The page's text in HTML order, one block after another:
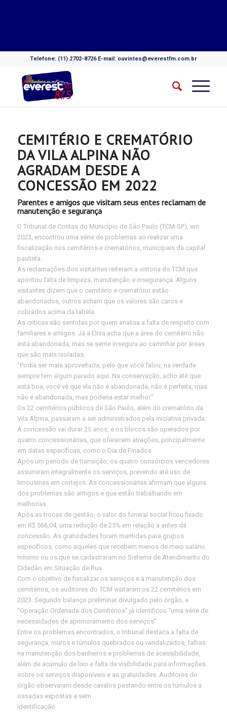
Telefone: (11) 2702-8726 E-mail: ouvintes@everestfm.com.br
CEMITÉRIO E CREMATÓRIO
DA VILA ALPINA NÃO
AGRADAM DESDE A
CONCESSÃO EM 2022
Parentes e amigos que visitam seus entes reclamam de
manutenção e segurança
O Tribunal de Contas do Município de São Paulo (TCM-SP), em
2023, encontrou uma série de problemas ao realizar uma
fiscalização nos cemitérios e crematórios, municipais da capital
paulista.
As reclamações dos visitantes reiteram a vistoria do TCM que
apontou falta de limpeza, manutenção e insegurança. Alguns
visitantes dizem que o cemitério e crematório estão
abandonados, outros acham que os valores são caros e
cobrados acima da tabela.
As críticas são sentidas por quem analisa a falta de respeito com
familiares e amigos. Já a Elisa acha que a área do cemitério não
está abandonada, mas se sente insegura ao caminhar por áreas
que são mais isoladas.
“Podia ser mais aproveitada, pelo que você falou, na verdade
sempre tem algum parado aqui. Na conservação, acho até que
está boa, você vê que ela não é abandonada, não é perfeita, mas
não é abandonada, mas poderia estar melhor.”
Os 22 cemitérios públicos de São Paulo, além do crematório da
Vila Alpina, passaram a ser administrados pela iniciativa privada.
A concessão vai durar 25 anos, e os blocos são operados por
quatro concessionárias, que oferecem atrações, principalmente
em datas específicas, como o Dia de Finados.
Após um período de transição, os quatro consórcios vencedores
assumiram integralmente os serviços, prevendo até uso de
limousines em cortejos. As concessionárias afirmam que alguns
dos problemas são antigos e que estão trabalhando em
melhorias.
Após as trocas de gestão, o valor do funeral social ficou fixado
em R$ 566,04, uma redução de 25% em relação a antes da
concessão. As gratuidades foram mantidas para grupos
específicos, como aqueles que recebem menos de meio salário
mínimo ou os que se cadastraram no Sistema de Atendimento do
Cidadão em Situação de Rua.
Com o objetivo de fiscalizar os serviços e a manutenção dos
cemitérios, os auditores do TCM visitaram os 22 cemitérios em
2023. Segundo balanço preliminar divulgado pelo órgão, a
“Operação Ordenada dos Cemitérios” já identificou “uma série de
necessidades de aprimoramento dos serviços”.
Entre os problemas encontrados, o tribunal destaca a falta de
segurança, muros e túmulos quebrados ou vandalizados, falhas
na manutenção dos banheiros e problemas de acessibilidade,
além de acúmulo de lixo e falta de visibilidade para informações
sobre os serviços disponíveis e as gratuidades. Auditores do
órgão observaram desde cavalos pastando entre os túmulos a
ossadas expostas e sem
identificação.